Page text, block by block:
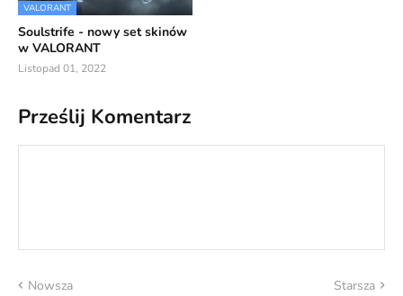
VALORANT
Soulstrife - nowy set skinów
w VALORANT
Listopad 01, 2022
Prześlij Komentarz
Nowsza Starsza